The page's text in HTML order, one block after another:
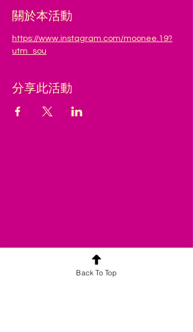
關於本活動
https://www.instagram.com/moonee.19?
utm_sou
分享此活動
Back To Top